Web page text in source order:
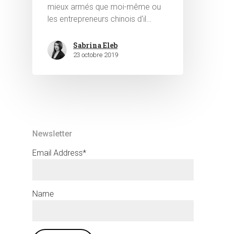
mieux armés que moi-même ou
les entrepreneurs chinois d'il…
Sabrina Eleb
23 octobre 2019
Newsletter
Email Address*
Name